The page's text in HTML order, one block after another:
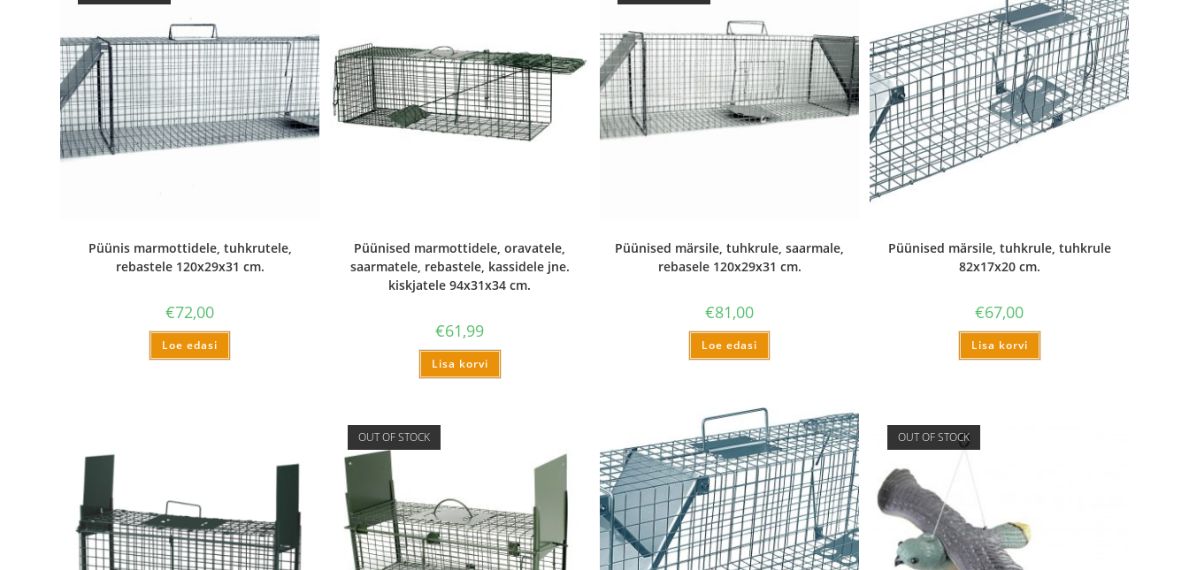
Püünis marmottidele, tuhkrutele,
rebastele 120x29x31 cm.
€72,00
Loe edasi
Püünised marmottidele, oravatele,
saarmatele, rebastele, kassidele jne.
kiskjatele 94x31x34 cm.
€61,99
Lisa korvi
Püünised märsile, tuhkrule, saarmale,
rebasele 120x29x31 cm.
€81,00
Loe edasi
Püünised märsile, tuhkrule, tuhkrule
82x17x20 cm.
€67,00
Lisa korvi
OUT OF STOCK OUT OF STOCK